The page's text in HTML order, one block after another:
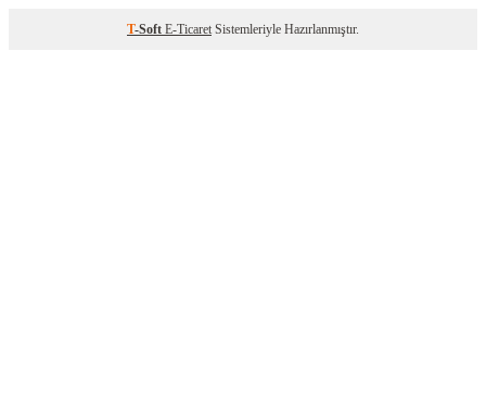
T-Soft E-Ticaret Sistemleriyle Hazırlanmıştır.